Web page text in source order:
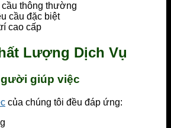
thông thường
cầu đặc biệt
cao cấp
Lượng Dịch Vụ
giúp việc
của chúng tôi đều đáp ứng: